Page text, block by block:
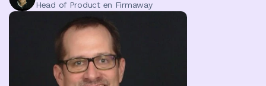
Head of Product en Firmaway